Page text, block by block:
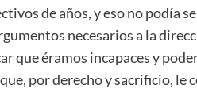
de años, y eso no podía
necesarios a la
que éramos incapaces y
por derecho y sacrificio, le